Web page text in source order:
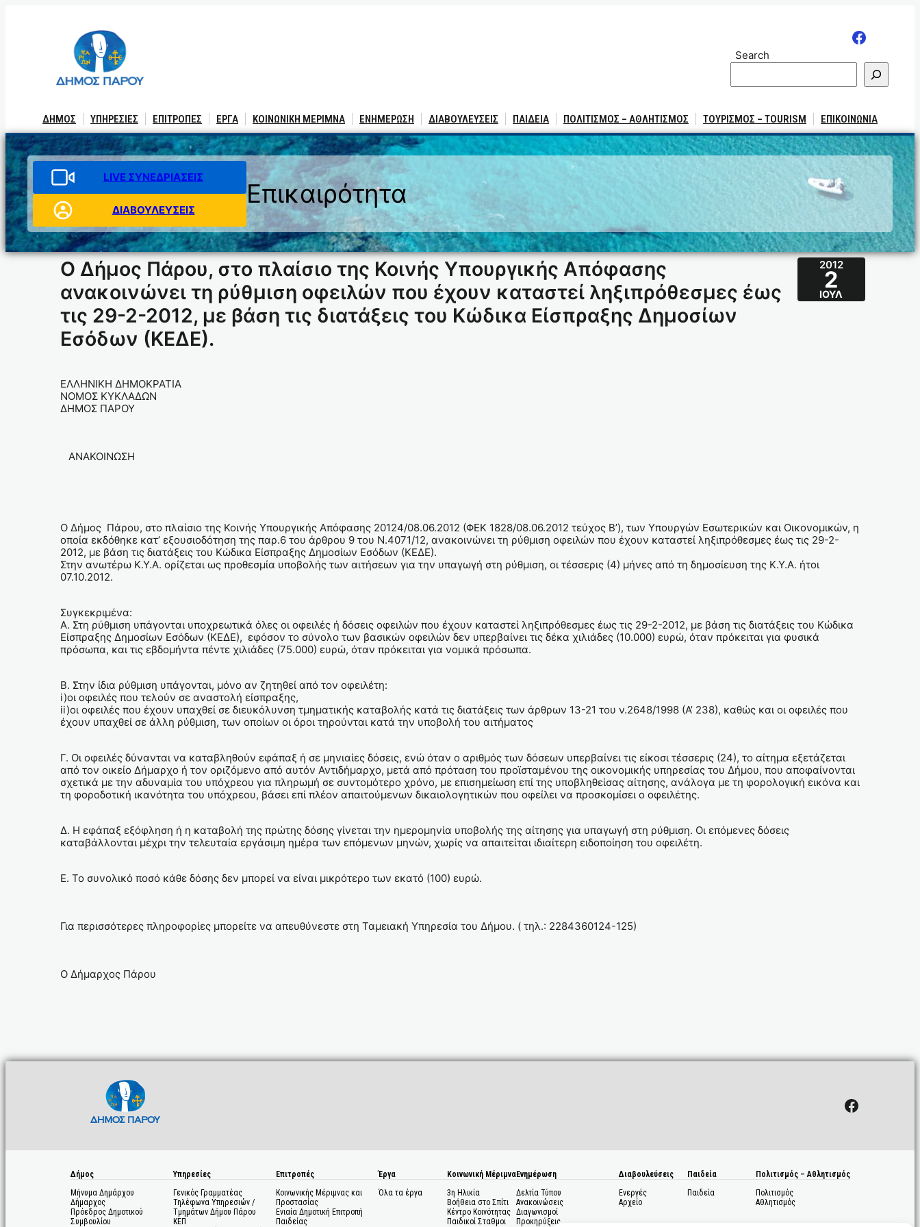
Search
ΔΗΜΟΣ ΥΠΗΡΕΣΙΕΣ ΕΠΙΤΡΟΠΕΣ ΕΡΓΑ ΚΟΙΝΩΝΙΚΗ ΜΕΡΙΜΝΑ ΕΝΗΜΕΡΩΣΗ ΔΙΑΒΟΥΛΕΥΣΕΙΣ ΠΑΙΔΕΙΑ ΠΟΛΙΤΙΣΜΟΣ – ΑΘΛΗΤΙΣΜΟΣ ΤΟΥΡΙΣΜΟΣ – TOURISM ΕΠΙΚΟΙΝΩΝΙΑ
LIVE ΣΥΝΕΔΡΙΑΣΕΙΣ
ΔΙΑΒΟΥΛΕΥΣΕΙΣ
Επικαιρότητα
Ο Δήμος Πάρου, στο πλαίσιο της Κοινής Υπουργικής Απόφασης
ανακοινώνει τη ρύθμιση οφειλών που έχουν καταστεί ληξιπρόθεσμες έως
τις 29-2-2012, με βάση τις διατάξεις του Κώδικα Είσπραξης Δημοσίων
Εσόδων (ΚΕΔΕ).
2012
2
ΙΟΎΛ
ΕΛΛΗΝΙΚΗ ΔΗΜΟΚΡΑΤΙΑ
ΝΟΜΟΣ ΚΥΚΛΑΔΩΝ
ΔΗΜΟΣ ΠΑΡΟΥ
ΑΝΑΚΟΙΝΩΣΗ
Ο Δήμος Πάρου, στο πλαίσιο της Κοινής Υπουργικής Απόφασης 20124/08.06.2012 (ΦΕΚ 1828/08.06.2012 τεύχος Β’), των Υπουργών Εσωτερικών και Οικονομικών, η
οποία εκδόθηκε κατ’ εξουσιοδότηση της παρ.6 του άρθρου 9 του Ν.4071/12, ανακοινώνει τη ρύθμιση οφειλών που έχουν καταστεί ληξιπρόθεσμες έως τις 29-2-
2012, με βάση τις διατάξεις του Κώδικα Είσπραξης Δημοσίων Εσόδων (ΚΕΔΕ).
Στην ανωτέρω Κ.Υ.Α. ορίζεται ως προθεσμία υποβολής των αιτήσεων για την υπαγωγή στη ρύθμιση, οι τέσσερις (4) μήνες από τη δημοσίευση της Κ.Υ.Α. ήτοι
07.10.2012.
Συγκεκριμένα:
Α. Στη ρύθμιση υπάγονται υποχρεωτικά όλες οι οφειλές ή δόσεις οφειλών που έχουν καταστεί ληξιπρόθεσμες έως τις 29-2-2012, με βάση τις διατάξεις του Κώδικα
Είσπραξης Δημοσίων Εσόδων (ΚΕΔΕ), εφόσον το σύνολο των βασικών οφειλών δεν υπερβαίνει τις δέκα χιλιάδες (10.000) ευρώ, όταν πρόκειται για φυσικά
πρόσωπα, και τις εβδομήντα πέντε χιλιάδες (75.000) ευρώ, όταν πρόκειται για νομικά πρόσωπα.
Β. Στην ίδια ρύθμιση υπάγονται, μόνο αν ζητηθεί από τον οφειλέτη:
i)οι οφειλές που τελούν σε αναστολή είσπραξης,
ii)οι οφειλές που έχουν υπαχθεί σε διευκόλυνση τμηματικής καταβολής κατά τις διατάξεις των άρθρων 13-21 του ν.2648/1998 (Α’ 238), καθώς και οι οφειλές που
έχουν υπαχθεί σε άλλη ρύθμιση, των οποίων οι όροι τηρούνται κατά την υποβολή του αιτήματος
Γ. Οι οφειλές δύνανται να καταβληθούν εφάπαξ ή σε μηνιαίες δόσεις, ενώ όταν ο αριθμός των δόσεων υπερβαίνει τις είκοσι τέσσερις (24), το αίτημα εξετάζεται
από τον οικείο Δήμαρχο ή τον οριζόμενο από αυτόν Αντιδήμαρχο, μετά από πρόταση του προϊσταμένου της οικονομικής υπηρεσίας του Δήμου, που αποφαίνονται
σχετικά με την αδυναμία του υπόχρεου για πληρωμή σε συντομότερο χρόνο, με επισημείωση επί της υποβληθείσας αίτησης, ανάλογα με τη φορολογική εικόνα και
τη φοροδοτική ικανότητα του υπόχρεου, βάσει επί πλέον απαιτούμενων δικαιολογητικών που οφείλει να προσκομίσει ο οφειλέτης.
Δ. Η εφάπαξ εξόφληση ή η καταβολή της πρώτης δόσης γίνεται την ημερομηνία υποβολής της αίτησης για υπαγωγή στη ρύθμιση. Οι επόμενες δόσεις
καταβάλλονται μέχρι την τελευταία εργάσιμη ημέρα των επόμενων μηνών, χωρίς να απαιτείται ιδιαίτερη ειδοποίηση του οφειλέτη.
Ε. Το συνολικό ποσό κάθε δόσης δεν μπορεί να είναι μικρότερο των εκατό (100) ευρώ.
Για περισσότερες πληροφορίες μπορείτε να απευθύνεστε στη Ταμειακή Υπηρεσία του Δήμου. ( τηλ.: 2284360124-125)
Ο Δήμαρχος Πάρου
Facebook
Δήμος
Μήνυμα Δημάρχου
Δήμαρχος
Πρόεδρος Δημοτικού
Συμβουλίου
Υπηρεσίες
Γενικός Γραμματέας
Τηλέφωνα Υπηρεσιών /
Τμημάτων Δήμου Πάρου
ΚΕΠ
Επιτροπές
Κοινωνικής Μέριμνας και
Προστασίας
Ενιαία Δημοτική Επιτροπή
Παιδείας
Έργα
Όλα τα έργα
Κοινωνική Μέριμνα
3η Ηλικία
Βοήθεια στο Σπίτι
Κέντρο Κοινότητας
Παιδικοί Σταθμοι
Ενημέρωση
Δελτία Τύπου
Ανακοινώσεις
Διαγωνισμοί
Προκηρύξεις
Διαβουλεύσεις
Ενεργές
Αρχείο
Παιδεία
Παιδεία
Πολιτισμός – Αθλητισμός
Πολιτισμός
Αθλητισμός